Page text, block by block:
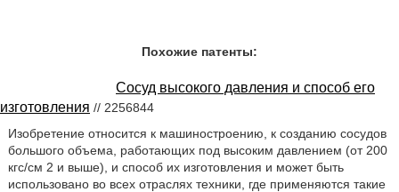
Похожие патенты:
Сосуд высокого давления и способ его
изготовления // 2256844
Изобретение относится к машиностроению, к созданию сосудов
большого объема, работающих под высоким давлением (от 200
кгс/см 2 и выше), и способ их изготовления и может быть
использовано во всех отраслях техники, где применяются такие